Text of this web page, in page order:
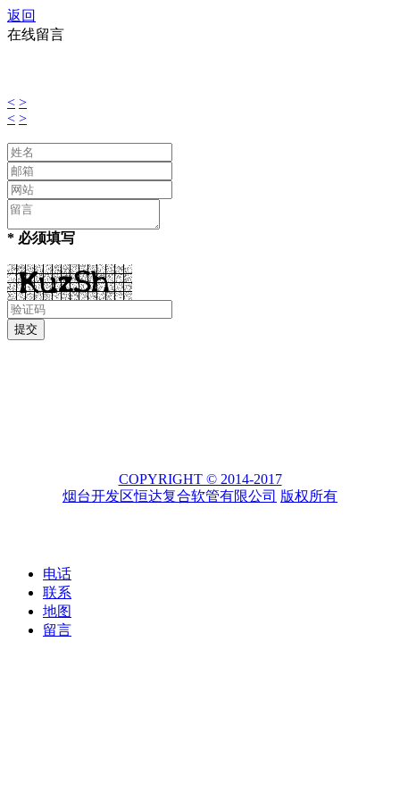
返回
在线留言
< >
< >
* 必须填写
COPYRIGHT © 2014-2017
烟台开发区恒达复合软管有限公司 版权所有
电话
联系
地图
留言